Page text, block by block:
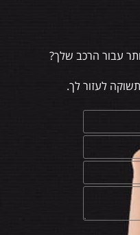
עבור הרכב שלך?
לעזור לך.